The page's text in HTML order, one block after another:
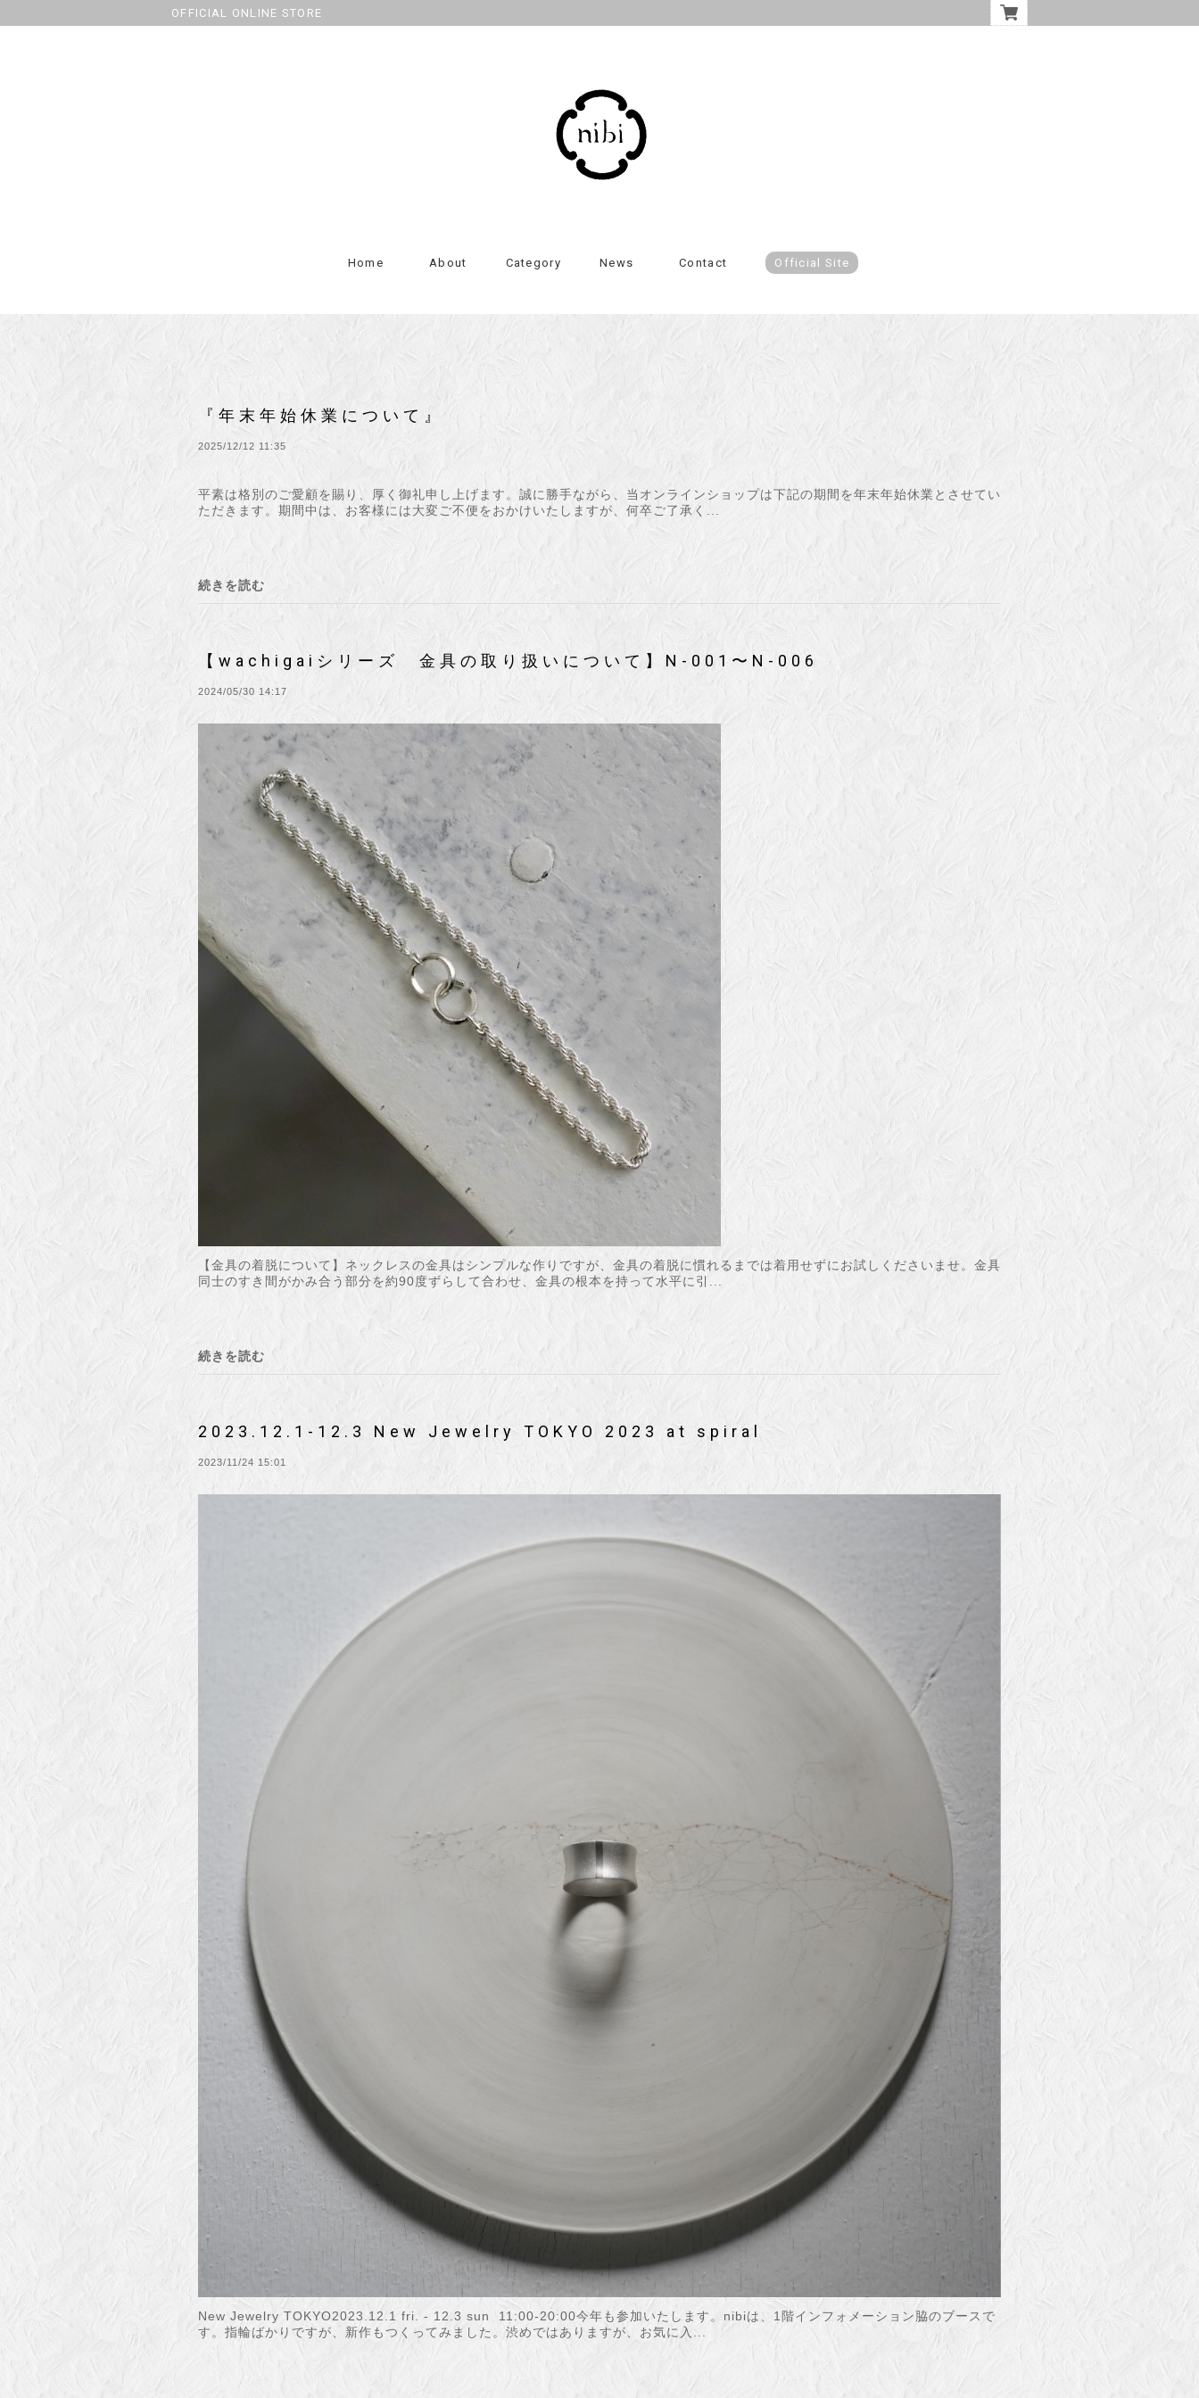
OFFICIAL ONLINE STORE
Home About Category News Contact Official Site
『年末年始休業について』
2025/12/12 11:35
平素は格別のご愛顧を賜り、厚く御礼申し上げます。誠に勝手ながら、当オンラインショップは下記の期間を年末年始休業とさせてい
ただきます。期間中は、お客様には大変ご不便をおかけいたしますが、何卒ご了承く...
続きを読む
【wachigaiシリーズ 金具の取り扱いについて】N-001〜N-006
2024/05/30 14:17
【金具の着脱について】ネックレスの金具はシンプルな作りですが、金具の着脱に慣れるまでは着用せずにお試しくださいませ。金具
同士のすき間がかみ合う部分を約90度ずらして合わせ、金具の根本を持って水平に引...
続きを読む
2023.12.1-12.3 New Jewelry TOKYO 2023 at spiral
2023/11/24 15:01
New Jewelry TOKYO2023.12.1 fri. - 12.3 sun 11:00-20:00今年も参加いたします。nibiは、1階インフォメーション脇のブースで
す。指輪ばかりですが、新作もつくってみました。渋めではありますが、お気に入...